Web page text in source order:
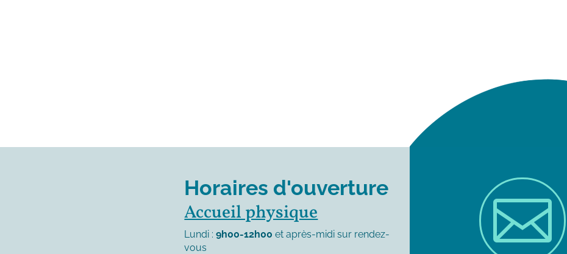
Horaires d'ouverture
Accueil physique
Lundi :9h00-12h00 et après-midi sur rendez-
vous
